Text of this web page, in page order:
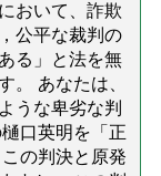
おいて、詐欺
公平な裁判の
る」と法を無
あなたは、
うな卑劣な判
口英明を「正
の判決と原発